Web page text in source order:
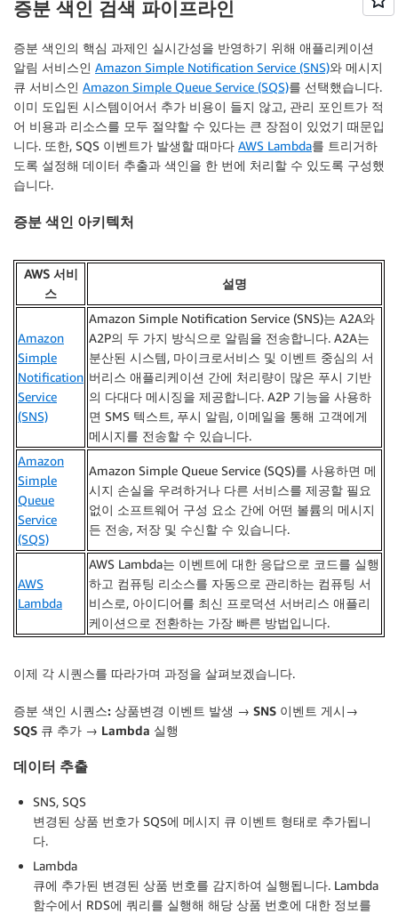
증분 색인 검색 파이프라인
증분 색인의 핵심 과제인 실시간성을 반영하기 위해 애플리케이션
알림 서비스인 Amazon Simple Notification Service (SNS)와 메시지
큐 서비스인 Amazon Simple Queue Service (SQS)를 선택했습니다.
이미 도입된 시스템이어서 추가 비용이 들지 않고, 관리 포인트가 적
어 비용과 리소스를 모두 절약할 수 있다는 큰 장점이 있었기 때문입
니다. 또한, SQS 이벤트가 발생할 때마다 AWS Lambda를 트리거하
도록 설정해 데이터 추출과 색인을 한 번에 처리할 수 있도록 구성했
습니다.
증분 색인 아키텍처
AWS 서비
스
설명
Amazon
Simple
Notification
Service
(SNS)
Amazon Simple Notification Service (SNS)는 A2A와
A2P의 두 가지 방식으로 알림을 전송합니다. A2A는
분산된 시스템, 마이크로서비스 및 이벤트 중심의 서
버리스 애플리케이션 간에 처리량이 많은 푸시 기반
의 다대다 메시징을 제공합니다. A2P 기능을 사용하
면 SMS 텍스트, 푸시 알림, 이메일을 통해 고객에게
메시지를 전송할 수 있습니다.
Amazon
Simple
Queue
Service
(SQS)
Amazon Simple Queue Service (SQS)를 사용하면 메
시지 손실을 우려하거나 다른 서비스를 제공할 필요
없이 소프트웨어 구성 요소 간에 어떤 볼륨의 메시지
든 전송, 저장 및 수신할 수 있습니다.
AWS
Lambda
AWS Lambda는 이벤트에 대한 응답으로 코드를 실행
하고 컴퓨팅 리소스를 자동으로 관리하는 컴퓨팅 서
비스로, 아이디어를 최신 프로덕션 서버리스 애플리
케이션으로 전환하는 가장 빠른 방법입니다.
이제 각 시퀀스를 따라가며 과정을 살펴보겠습니다.
증분 색인 시퀀스: 상품변경 이벤트 발생 → SNS 이벤트 게시→
SQS 큐 추가 → Lambda 실행
데이터 추출
SNS, SQS
변경된 상품 번호가 SQS에 메시지 큐 이벤트 형태로 추가됩니
다.
Lambda
큐에 추가된 변경된 상품 번호를 감지하여 실행됩니다. Lambda
함수에서 RDS에 쿼리를 실행해 해당 상품 번호에 대한 정보를